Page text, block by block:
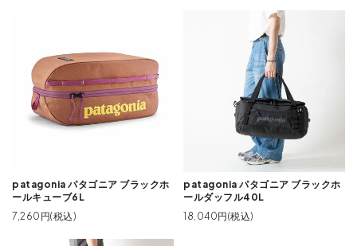
patagonia パタゴニア ブラックホ
ールキューブ6L
7,260円(税込)
patagonia パタゴニア ブラックホ
ールダッフル40L
18,040円(税込)